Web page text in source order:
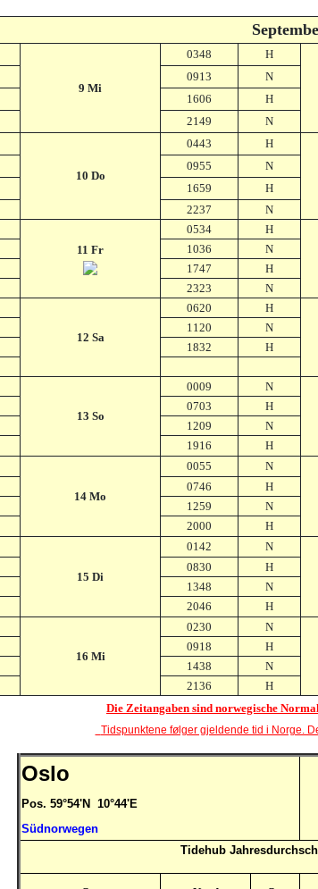
9 Mi
0348 H
0913 N
1606 H
2149 N
10 Do
0443
H
0955 N
1659 H
2237 N
11 Fr
0534 H
1036 N
1747 H
2323 N
12 Sa
0620 H
1120 N
1832 H
13 So
0009 N
0703 H
1209 N
1916
H
14 Mo
0055 N
0746 H
1259 N
2000 H
15 Di
0142 N
0830 H
1348 N
2046 H
16 Mi
0230 N
0918 H
1438 N
2136 H
Die Zeitangaben sind norwegische
Tidspunktene følger gjeldende tid i Norge.
Oslo
Pos. 59°54'N 10°44'E
Südnorwegen
Tidehub